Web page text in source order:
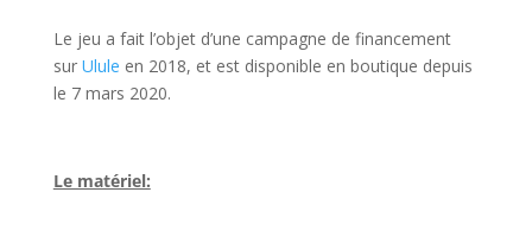
Le jeu a fait l’objet d’une campagne de financement
sur Ulule en 2018, et est disponible en boutique depuis
le 7 mars 2020.
Le matériel: